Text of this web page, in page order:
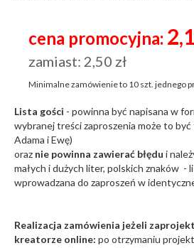
cena promocyjna:
zamiast: 2,50 zł
Minimalne zamówienie to 10 szt. jednego
Lista gości - powinna być napisana w
wybranej treści zaproszenia może to być
Adama i Ewę)
oraz nie powinna zawierać błędu i
małych i dużych liter, polskich znaków -
wprowadzana do zaproszeń w
Realizacja zamówienia jeżeli
kreatorze online: po otrzymaniu